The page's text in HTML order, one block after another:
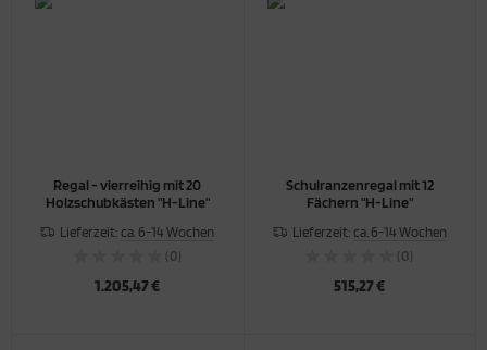
Regal - vierreihig mit 20
Holzschubkästen "H-Line"
Lieferzeit: ca. 6-14 Wochen
(0)
1.205,47 €
Schulranzenregal mit 12
Fächern "H-Line"
Lieferzeit: ca. 6-14 Wochen
(0)
515,27 €